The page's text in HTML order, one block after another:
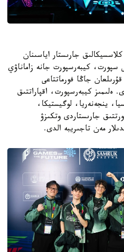
ويىندارى 2026» كلاسسيكالىق جارىستار اياسىنان
سپورت، كيبەرسپورت جانە زاماناۋي
جاڭا فورماتتاعى
ەلىمىز كيبەرسپورت، اقپاراتتىق
ينجەنەريا، لوگيستيكا،
جارىستاردى وتكىزۋ
مەن تاجىريبە الدى.